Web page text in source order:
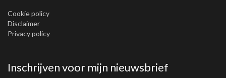
Cookie policy
Disclaimer
Privacy policy
Inschrijven voor mijn nieuwsbrief